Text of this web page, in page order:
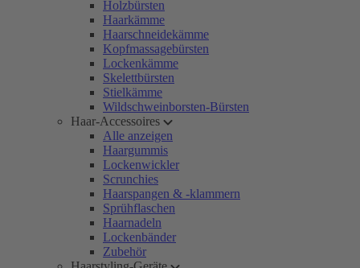
Holzbürsten
Haarkämme
Haarschneidekämme
Kopfmassagebürsten
Lockenkämme
Skelettbürsten
Stielkämme
Wildschweinborsten-Bürsten
Haar-Accessoires
Alle anzeigen
Haargummis
Lockenwickler
Scrunchies
Haarspangen & -klammern
Sprühflaschen
Haarnadeln
Lockenbänder
Zubehör